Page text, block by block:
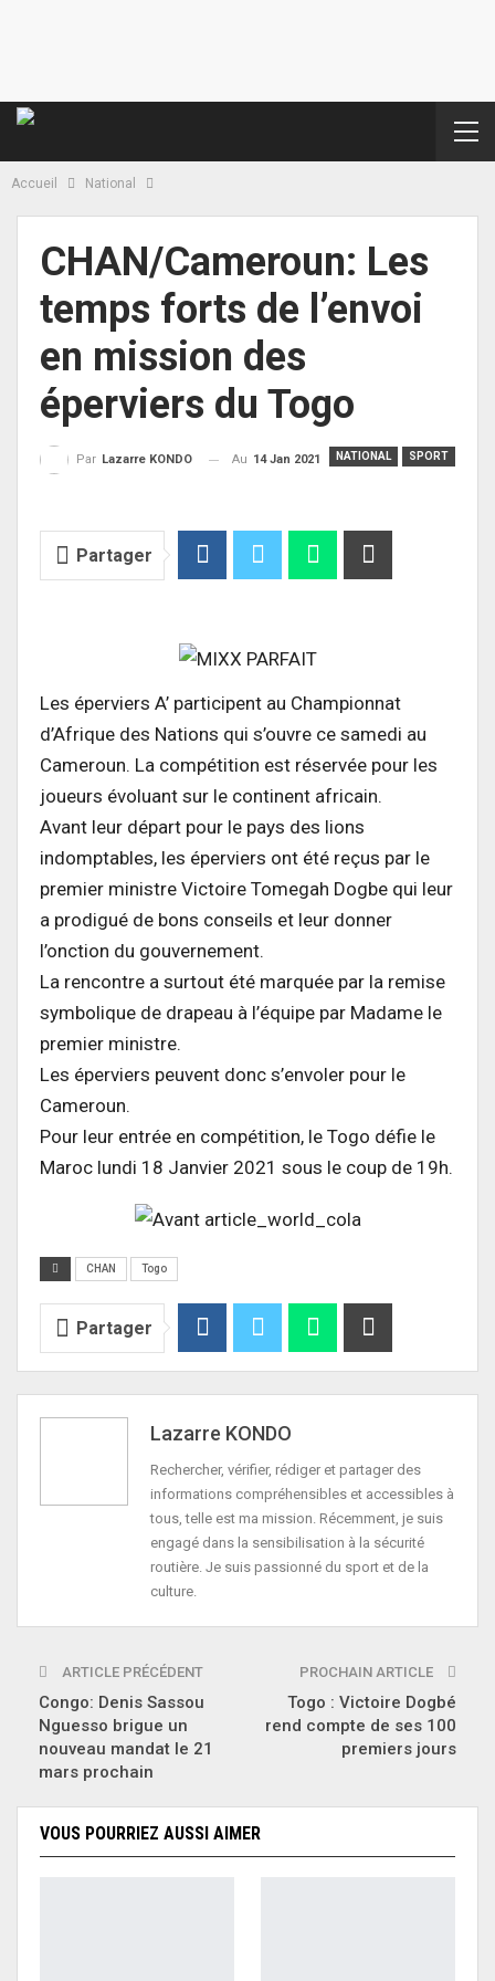
Accueil National
CHAN/Cameroun: Les
temps forts de l’envoi
en mission des
éperviers du Togo
NATIONAL SPORT
Par Lazarre KONDO Au 14 Jan 2021
Partager
Les éperviers A’ participent au Championnat
d’Afrique des Nations qui s’ouvre ce samedi au
Cameroun. La compétition est réservée pour les
joueurs évoluant sur le continent africain.
Avant leur départ pour le pays des lions
indomptables, les éperviers ont été reçus par le
premier ministre Victoire Tomegah Dogbe qui leur
a prodigué de bons conseils et leur donner
l’onction du gouvernement.
La rencontre a surtout été marquée par la remise
symbolique de drapeau à l’équipe par Madame le
premier ministre.
Les éperviers peuvent donc s’envoler pour le
Cameroun.
Pour leur entrée en compétition, le Togo défie le
Maroc lundi 18 Janvier 2021 sous le coup de 19h.
CHAN Togo
Partager
Lazarre KONDO
Rechercher, vérifier, rédiger et partager des
informations compréhensibles et accessibles à
tous, telle est ma mission. Récemment, je suis
engagé dans la sensibilisation à la sécurité
routière. Je suis passionné du sport et de la
culture.
ARTICLE PRÉCÉDENT
Congo: Denis Sassou
Nguesso brigue un
nouveau mandat le 21
mars prochain
PROCHAIN ARTICLE
Togo : Victoire Dogbé
rend compte de ses 100
premiers jours
VOUS POURRIEZ AUSSI AIMER